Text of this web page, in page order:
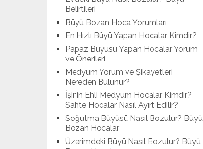
Belirtileri
Büyü Bozan Hoca Yorumları
En Hızlı Büyü Yapan Hocalar Kimdir?
Papaz Büyüsü Yapan Hocalar Yorum
ve Önerileri
Medyum Yorum ve Şikayetleri
Nereden Bulunur?
İşinin Ehli Medyum Hocalar Kimdir?
Sahte Hocalar Nasıl Ayırt Edilir?
Soğutma Büyüsü Nasıl Bozulur? Büyü
Bozan Hocalar
Üzerimdeki Büyü Nasıl Bozulur? Büyü